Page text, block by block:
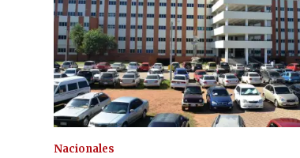
Nacionales